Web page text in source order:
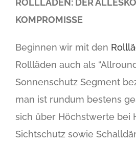
ROLLLADEN: DER
KOMPROMISSE
Beginnen wir mit den
Roll­läden auch als
Sonnenschutz Segment
man ist rundum bestens
sich über Höchstwerte bei
Sichtschutz sowie